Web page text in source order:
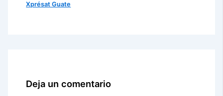
Xprésat Guate
Deja un comentario